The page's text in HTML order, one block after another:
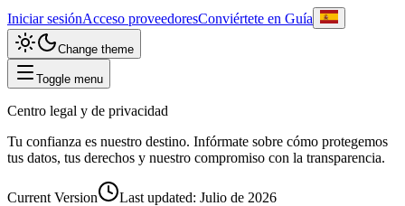
Iniciar sesiónAcceso proveedoresConviértete en Guía
Change theme
Toggle menu
Centro legal y de privacidad
Tu confianza es nuestro destino. Infórmate sobre cómo protegemos
tus datos, tus derechos y nuestro compromiso con la transparencia.
Current Version Last updated: Julio de 2026